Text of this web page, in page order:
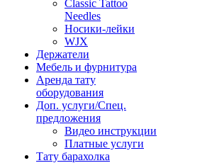
Classic Tattoo
Needles
Носики-лейки
WJX
Держатели
Мебель и фурнитура
Аренда тату
оборудования
Доп. услуги/Спец.
предложения
Видео инструкции
Платные услуги
Тату барахолка